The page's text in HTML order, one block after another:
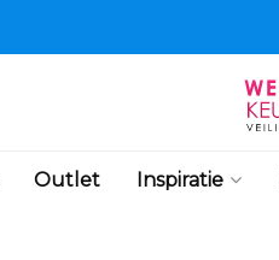
Outlet Inspiratie